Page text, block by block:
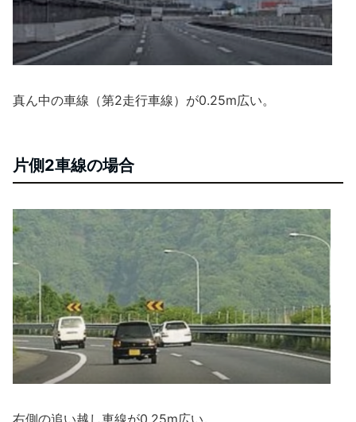
真ん中の車線（第2走行車線）が0.25m広い。
片側2車線の場合
右側の追い越し車線が0.25m広い。